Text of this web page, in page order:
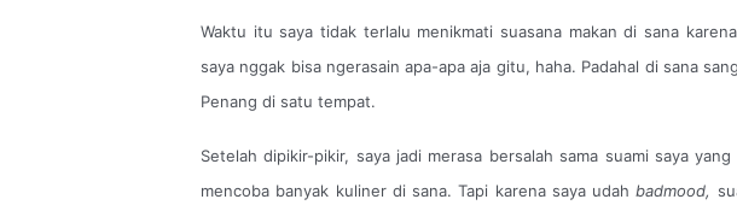
Waktu itu saya tidak terlalu menikmati suasana makan di sana
saya nggak bisa ngerasain apa-apa aja gitu, haha. Padahal di sana
Penang di satu tempat.
Setelah dipikir-pikir, saya jadi merasa bersalah sama suami saya
mencoba banyak kuliner di sana. Tapi karena saya udahbadmood,